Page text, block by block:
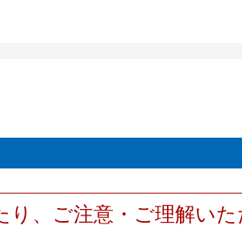
り、ご注意・ご理解い